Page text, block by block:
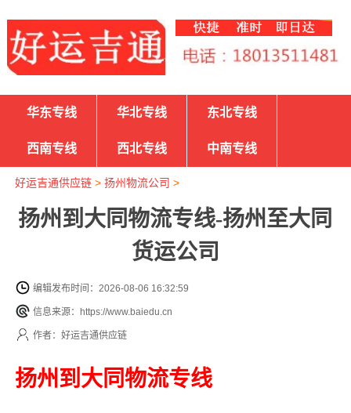
华东专线 华北专线 东北专线
西南专线 西北专线 中南专线
好运吉通供应链> 扬州物流公司 >
扬州到大同物流专线-扬州至大同
货运公司
编辑发布时间：2026-08-06 16:32:59
信息来源：https://www.baiedu.cn
作者：好运吉通供应链
扬州到大同物流专线